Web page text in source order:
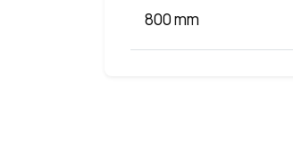
800 mm